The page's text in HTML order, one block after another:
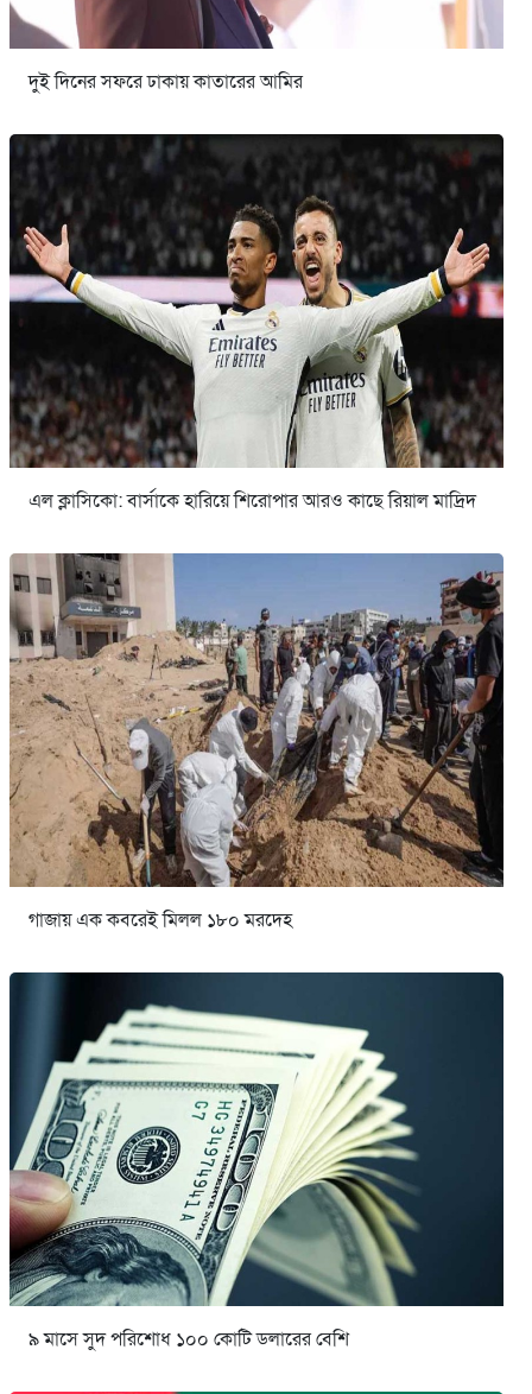
দুই দিনের সফরে ঢাকায় কাতারের আমির
এল ক্লাসিকো: বার্সাকে হারিয়ে শিরোপার আরও কাছে রিয়াল মাদ্রিদ
গাজায় এক কবরেই মিলল ১৮০ মরদেহ
৯ মাসে সুদ পরিশোধ ১০০ কোটি ডলারের বেশি